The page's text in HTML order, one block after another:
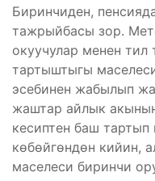
Биринчиден,
тажрыйбасы зор.
окуучулар менен тил
тартыштыгы
эсебинен жабылып
жаштар айлык
кесиптен баш
көбөйгөндөн кийин,
маселеси биринчи